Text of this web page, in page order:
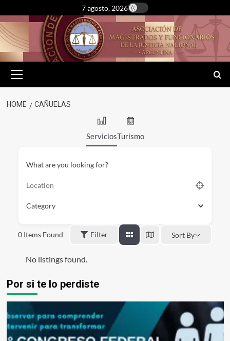
to
content
7 agosto, 2026
Menu
HOME CAÑUELAS
ServiciosTurismo
What are you looking for?
Category
0 Items Found Filter Sort By
No listings found.
Por si te lo perdiste